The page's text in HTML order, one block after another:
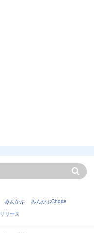
みんかぶ
みんかぶChoice
リース